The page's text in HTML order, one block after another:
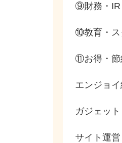
⑨財務・IR
⑩教育・ス
⑪お得・節
エンジョ
ガジェット
サイト運営